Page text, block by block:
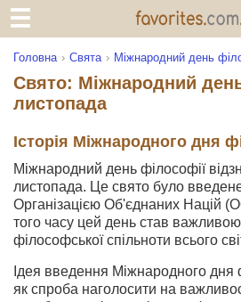
Головна Свята Міжнародний день
Свято: Міжнародний
листопада
Історія Міжнародного дня
Міжнародний день філософії
листопада. Це свято було
Організацією Об'єднаних Націй
того часу цей день став
філософської спільноти всього
Ідея введення Міжнародного дня
як спроба наголосити на